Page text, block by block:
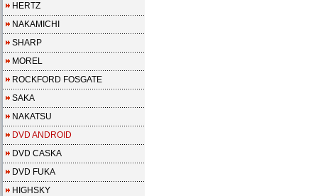
HERTZ
NAKAMICHI
SHARP
MOREL
ROCKFORD FOSGATE
SAKA
NAKATSU
DVD ANDROID
DVD CASKA
DVD FUKA
HIGHSKY